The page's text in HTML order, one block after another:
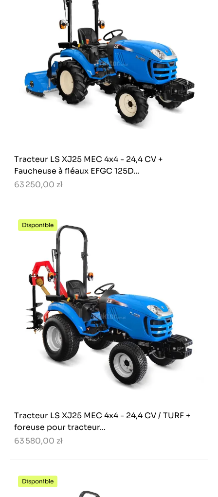
Tracteur LS XJ25 MEC 4x4 - 24,4 CV +
Faucheuse à fléaux EFGC 125D...
63 250,00 zł
Disponible
Tracteur LS XJ25 MEC 4x4 - 24,4 CV / TURF +
foreuse pour tracteur...
63 580,00 zł
Disponible